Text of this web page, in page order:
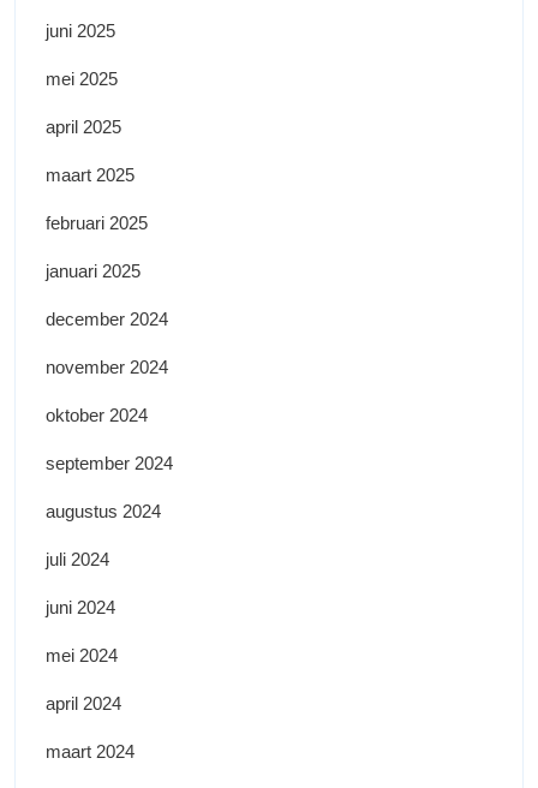
juni 2025
mei 2025
april 2025
maart 2025
februari 2025
januari 2025
december 2024
november 2024
oktober 2024
september 2024
augustus 2024
juli 2024
juni 2024
mei 2024
april 2024
maart 2024